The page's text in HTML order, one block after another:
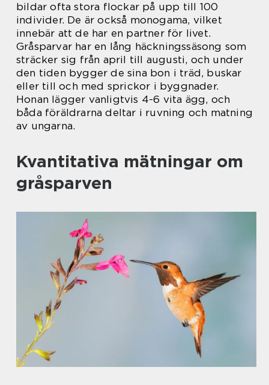
bildar ofta stora flockar på upp till 100
individer. De är också monogama, vilket
innebär att de har en partner för livet.
Gråsparvar har en lång häckningssäsong som
sträcker sig från april till augusti, och under
den tiden bygger de sina bon i träd, buskar
eller till och med sprickor i byggnader.
Honan lägger vanligtvis 4-6 vita ägg, och
båda föräldrarna deltar i ruvning och matning
av ungarna.
Kvantitativa mätningar om
gråsparven